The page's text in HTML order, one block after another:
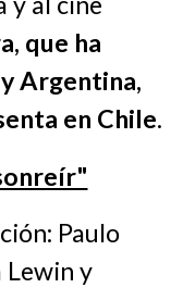
que ha
Argentina,
en Chile.
Paulo
Lewin y